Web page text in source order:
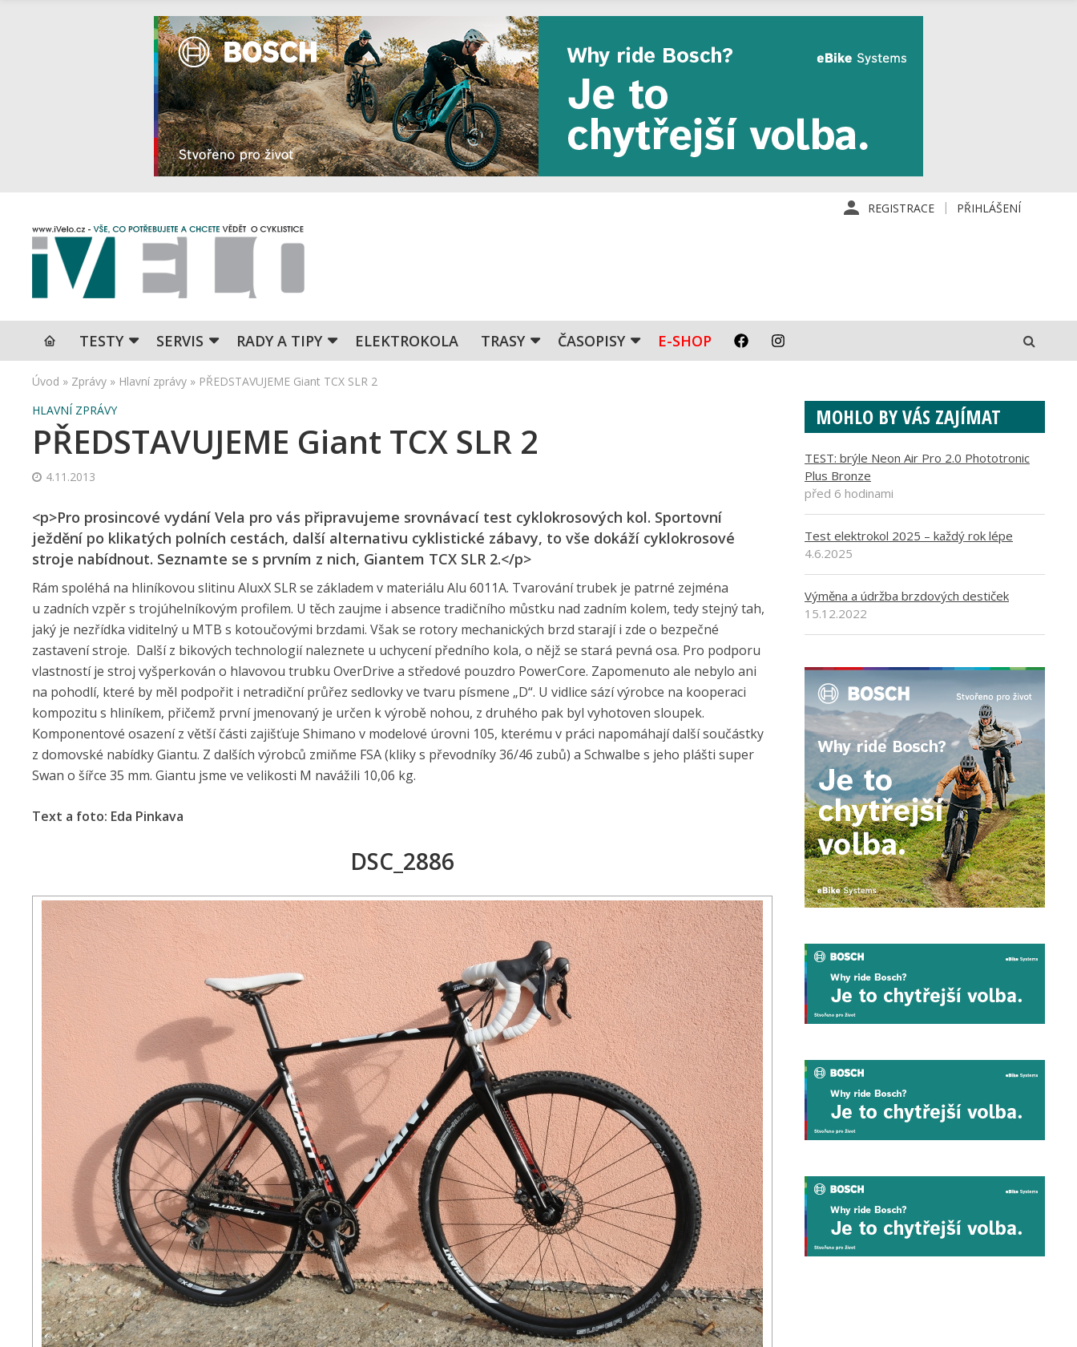
REGISTRACE PŘIHLÁŠENÍ
TESTY SERVIS RADY A TIPY ELEKTROKOLA TRASY ČASOPISY E-SHOP
Úvod » Zprávy » Hlavní zprávy » PŘEDSTAVUJEME Giant TCX SLR 2
HLAVNÍ ZPRÁVY
PŘEDSTAVUJEME Giant TCX SLR 2
4.11.2013
<p>Pro prosincové vydání Vela pro vás připravujeme srovnávací test cyklokrosových kol. Sportovní
ježdění po klikatých polních cestách, další alternativu cyklistické zábavy, to vše dokáží cyklokrosové
stroje nabídnout. Seznamte se s prvním z nich, Giantem TCX SLR 2.</p>
Rám spoléhá na hliníkovou slitinu AluxX SLR se základem v materiálu Alu 6011A. Tvarování trubek je patrné zejména
u zadních vzpěr s trojúhelníkovým profilem. U těch zaujme i absence tradičního můstku nad zadním kolem, tedy stejný tah,
jaký je nezřídka viditelný u MTB s kotoučovými brzdami. Však se rotory mechanických brzd starají i zde o bezpečné
zastavení stroje. Další z bikových technologií naleznete u uchycení předního kola, o nějž se stará pevná osa. Pro podporu
vlastností je stroj vyšperkován o hlavovou trubku OverDrive a středové pouzdro PowerCore. Zapomenuto ale nebylo ani
na pohodlí, které by měl podpořit i netradiční průřez sedlovky ve tvaru písmene „D“. U vidlice sází výrobce na kooperaci
kompozitu s hliníkem, přičemž první jmenovaný je určen k výrobě nohou, z druhého pak byl vyhotoven sloupek.
Komponentové osazení z větší části zajišťuje Shimano v modelové úrovni 105, kterému v práci napomáhají další součástky
z domovské nabídky Giantu. Z dalších výrobců zmiňme FSA (kliky s převodníky 36/46 zubů) a Schwalbe s jeho plášti super
Swan o šířce 35 mm. Giantu jsme ve velikosti M navážili 10,06 kg.
Text a foto: Eda Pinkava
DSC_2886
MOHLO BY VÁS ZAJÍMAT
TEST: brýle Neon Air Pro 2.0 Phototronic
Plus Bronze
před 6 hodinami
Test elektrokol 2025 – každý rok lépe
4.6.2025
Výměna a údržba brzdových destiček
15.12.2022